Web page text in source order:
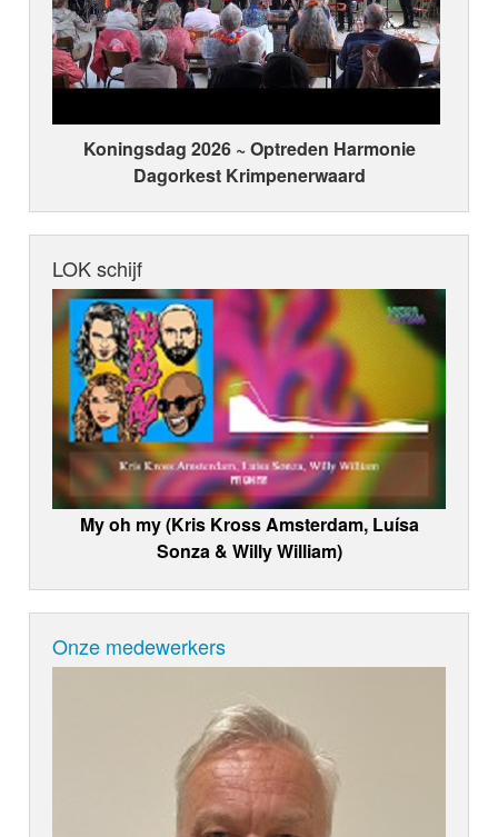
Koningsdag 2026 ~ Optreden Harmonie
Dagorkest Krimpenerwaard
LOK schijf
My oh my (Kris Kross Amsterdam, Luísa
Sonza & Willy William)
Onze medewerkers